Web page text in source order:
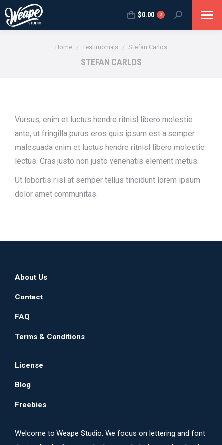
$0.00 0 Search:
You are here:
Home Testimonials Stefan Carlos
STEFAN CARLOS
Vursus, enim et luctus hendre ritnisl libero molestie
ante, ut fringilla purus eros quis ipsum est a semper
malesuada enim et luctus hendre ritnisl libero molestie
lectus. Cras justo non justo venenatis element metus.
Ut lobortis nisl at semper tellus tincidunt lorem ipsum
dolor amet communitas.
About Us
Contact
FAQ
Terms & Conditions
License
Blog
Freebies
Welcome to Weape Studio. We focus on lettering and font